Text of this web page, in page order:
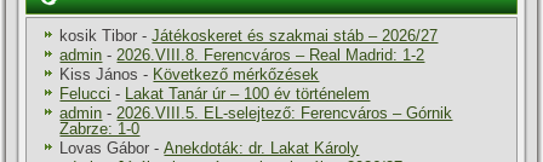
kosik Tibor -Játékoskeret és szakmai stáb – 2026/27
admin -2026.VIII.8. Ferencváros – Real Madrid: 1-2
Kiss János - Következő mérkőzések
Felucci - Lakat Tanár úr – 100 év történelem
admin -2026.VIII.5. EL-selejtező: Ferencváros – Górnik
Zabrze: 1-0
Lovas Gábor -Anekdoták: dr. Lakat Károly